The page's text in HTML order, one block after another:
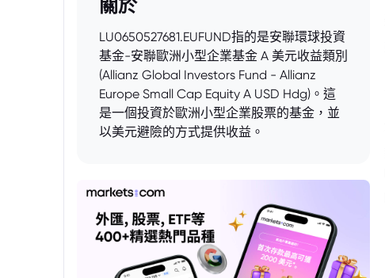
關於
LU0650527681.EUFUND指的是安聯環球投資
基金-安聯歐洲小型企業基金 A 美元收益類別
(Allianz Global Investors Fund - Allianz
Europe Small Cap Equity A USD Hdg)。這
是一個投資於歐洲小型企業股票的基金，並
以美元避險的方式提供收益。